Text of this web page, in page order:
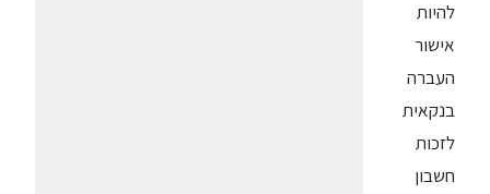
להיות
אישור
העברה
בנקאית
לזכות
חשבון